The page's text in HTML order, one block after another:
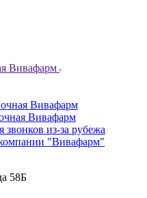
Вивафарм
Вивафарм
Вивафарм
звонков из-за рубежа
"Вивафарм"
58Б